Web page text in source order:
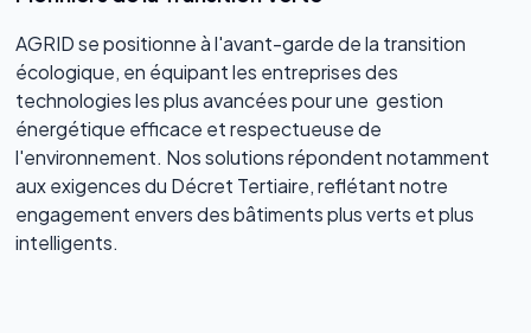
AGRID se positionne à l'avant-garde de la transition
écologique, en équipant les entreprises des
technologies les plus avancées pour une gestion
énergétique efficace et respectueuse de
l'environnement. Nos solutions répondent notamment
aux exigences du Décret Tertiaire, reflétant notre
engagement envers des bâtiments plus verts et plus
intelligents.